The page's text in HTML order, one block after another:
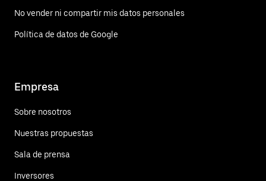
No vender ni compartir mis datos personales
Política de datos de Google
Empresa
Sobre nosotros
Nuestras propuestas
Sala de prensa
Inversores